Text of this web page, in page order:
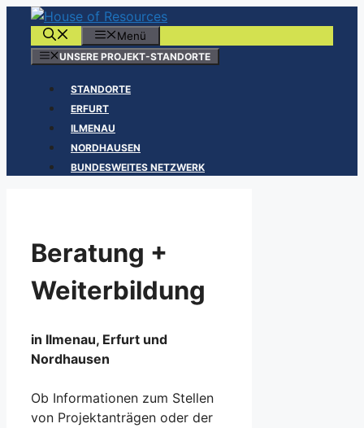
Zum
springen
Menü
UNSERE PROJEKT-STANDORTE
STANDORTE
ERFURT
ILMENAU
NORDHAUSEN
BUNDESWEITES NETZWERK
Beratung +
Weiterbildung
in Ilmenau, Erfurt und
Nordhausen
Ob Informationen zum Stellen
von Projektanträgen oder der